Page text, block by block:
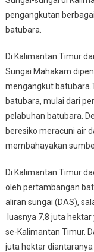
pengangkutan
batubara.
Di Kalimantan Timur
Sungai Mahakam
mengangkut
batubara, mulai dari
pelabuhan batubara.
beresiko meracuni air
membahayakan
Di Kalimantan Timur
oleh pertambangan
aliran sungai (DAS),
luasnya 7,8 juta
se-Kalimantan Timur.
juta hektar